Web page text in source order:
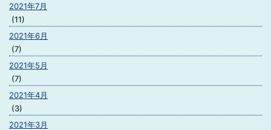
2021年7月
(11)
2021年6月
(7)
2021年5月
(7)
2021年4月
(3)
2021年3月